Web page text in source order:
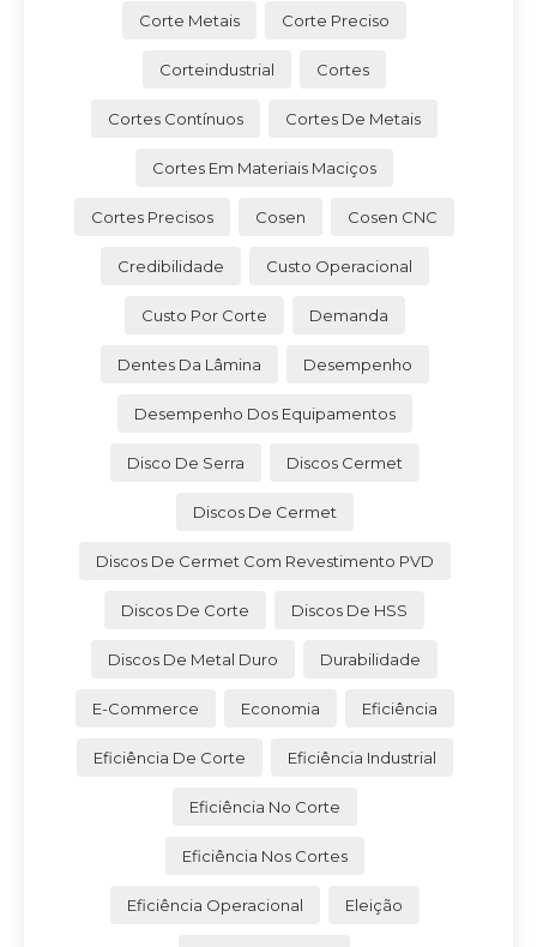
Corte Metais Corte Preciso
Corteindustrial Cortes
Cortes Contínuos Cortes De Metais
Cortes Em Materiais Maciços
Cortes Precisos Cosen Cosen CNC
Credibilidade Custo Operacional
Custo Por Corte Demanda
Dentes Da Lâmina Desempenho
Desempenho Dos Equipamentos
Disco De Serra Discos Cermet
Discos De Cermet
Discos De Cermet Com Revestimento PVD
Discos De Corte Discos De HSS
Discos De Metal Duro Durabilidade
E-Commerce Economia Eficiência
Eficiência De Corte Eficiência Industrial
Eficiência No Corte
Eficiência Nos Cortes
Eficiência Operacional Eleição